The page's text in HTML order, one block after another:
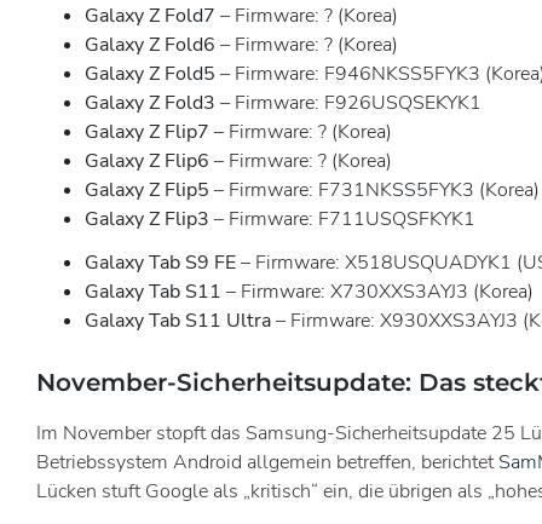
Galaxy Z Fold7 – Firmware: ? (Korea)
Galaxy Z Fold6 – Firmware: ? (Korea)
Galaxy Z Fold5 – Firmware: F946NKSS5FYK3
Galaxy Z Fold3 – Firmware: F926USQSEKYK1
Galaxy Z Flip7 – Firmware: ? (Korea)
Galaxy Z Flip6 – Firmware: ? (Korea)
Galaxy Z Flip5 – Firmware: F731NKSS5FYK3 (Korea)
Galaxy Z Flip3 – Firmware: F711USQSFKYK1
Galaxy Tab S9 FE– Firmware: X518USQUADYK1
Galaxy Tab S11 – Firmware: X730XXS3AYJ3 (Korea)
Galaxy Tab S11 Ultra– Firmware: X930XXS3AYJ3
November-Sicherheitsupdate: Das
Im November stopft das Samsung-Sicherheitsupdate 25
Betriebssystem Android allgemein betreffen, berichtet
Lücken stuft Google als „kritisch“ ein, die übrigen als